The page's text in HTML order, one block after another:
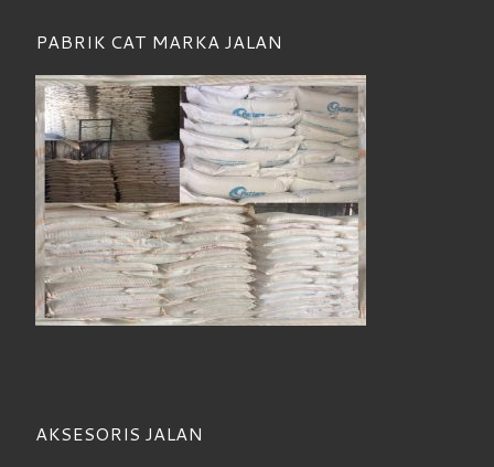
PABRIK CAT MARKA JALAN
AKSESORIS JALAN